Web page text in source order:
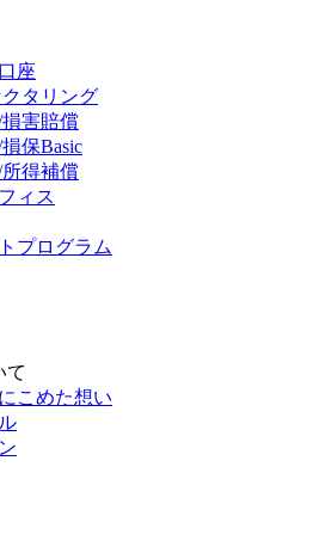
座
タリング
害賠償
保Basic
得補償
ィス
プログラム
て
こめた想い